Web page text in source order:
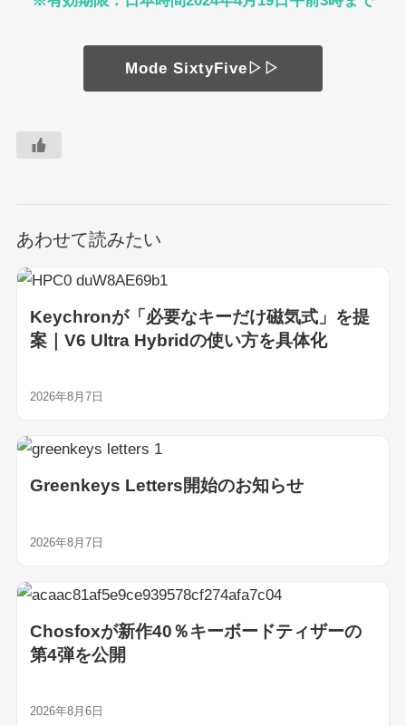
Mode SixtyFive▷▷
あわせて読みたい
Keychronが「必要なキーだけ磁気式」を提
案｜V6 Ultra Hybridの使い方を具体化
2026年8月7日
Greenkeys Letters開始のお知らせ
2026年8月7日
Chosfoxが新作40％キーボードティザーの
第4弾を公開
2026年8月6日